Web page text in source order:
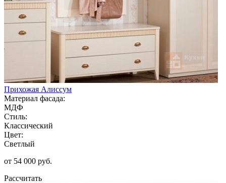
Прихожая Алиссум
Материал фасада:
МДФ
Стиль:
Классический
Цвет:
Светлый
от 54 000 руб.
Рассчитать